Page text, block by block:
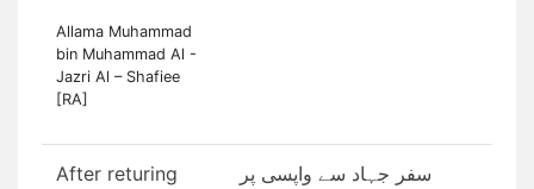
Allama Muhammad
bin Muhammad Al -
Jazri Al – Shafiee
[RA]
After returing
سفر جہاد سے واپسی پر